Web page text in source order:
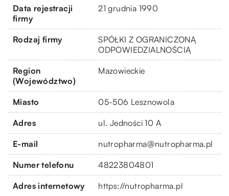
Data rejestracji
firmy
21 grudnia 1990
Rodzaj firmy
SPÓŁKI Z OGRANICZONĄ
ODPOWIEDZIALNOŚCIĄ
Region
(Województwo)
Mazowieckie
Miasto 05-506 Lesznowola
Adres ul. Jedności 10 A
E-mail nutropharma@nutropharma.pl
Numer telefonu 48223804801
Adres internetowy https://nutropharma.pl